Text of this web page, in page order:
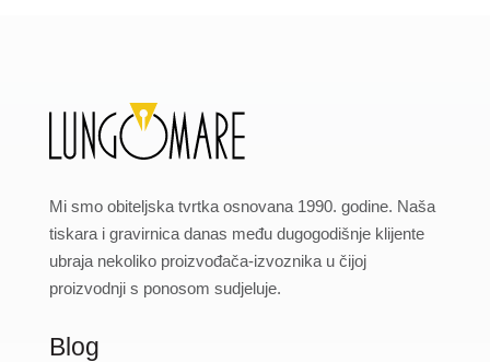
Mi smo obiteljska tvrtka osnovana 1990. godine. Naša
tiskara i gravirnica danas među dugogodišnje klijente
ubraja nekoliko proizvođača-izvoznika u čijoj
proizvodnji s ponosom sudjeluje.
Blog